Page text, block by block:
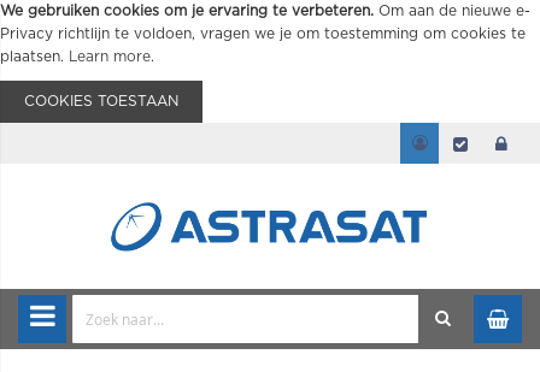
We gebruiken cookies om je ervaring te verbeteren. Om aan de nieuwe e-
Privacy richtlijn te voldoen, vragen we je om toestemming om cookies te
plaatsen.
Learn more.
COOKIES TOESTAAN